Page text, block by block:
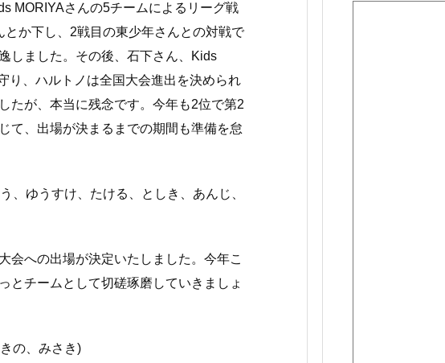
MORIYAさんの5チームによるリーグ戦
か下し、2戦目の東少年さんとの対戦で
しました。その後、石下さん、Kids
り、ハルトノは全国大会進出を決められ
たが、本当に残念です。今年も2位で第2
て、出場が決まるまでの期間も準備を怠
、ゆうすけ、たける、としき、あんじ、
会への出場が決定いたしました。今年こ
とチームとして切磋琢磨していきましょ
の、みさき)